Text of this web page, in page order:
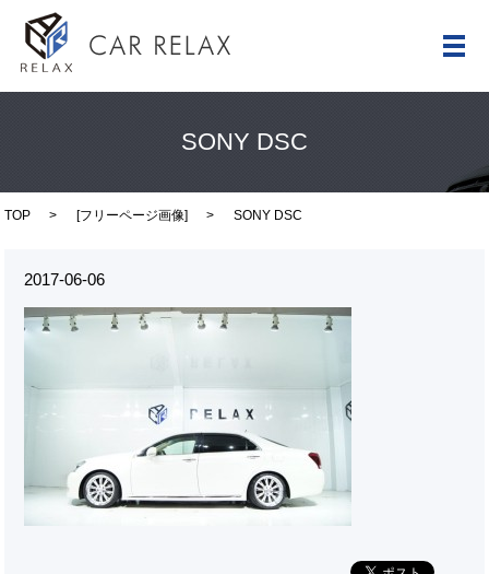
メ
SONY DSC
TOP [フリーページ画像] SONY DSC
2017-06-06